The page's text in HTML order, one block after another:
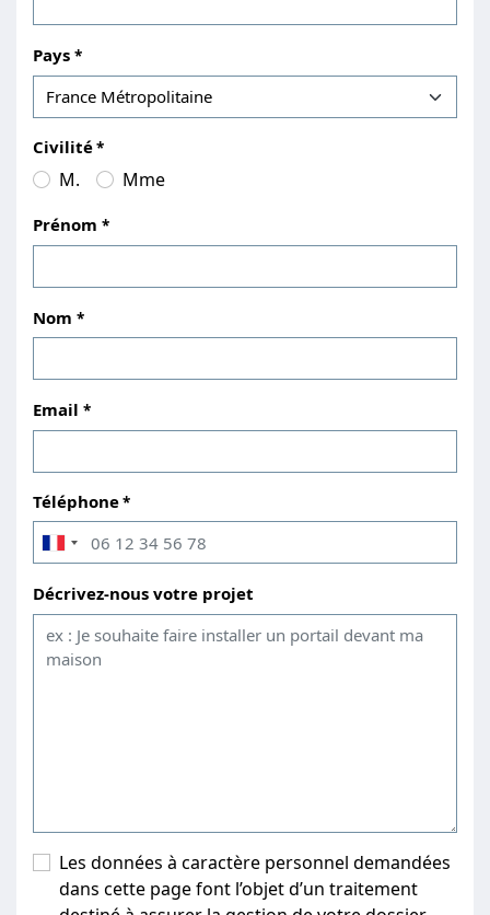
Pays
Décrivez-nous votre projet
Civilité
M. Mme
Prénom
Nom
Email
Téléphone
Les données à caractère personnel demandées
dans cette page font l’objet d’un traitement